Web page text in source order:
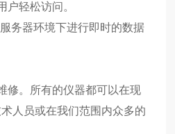
户轻松访问。
务器环境下进行即时的数据
修。所有的仪器都可以在现
人员或在我们范围内众多的